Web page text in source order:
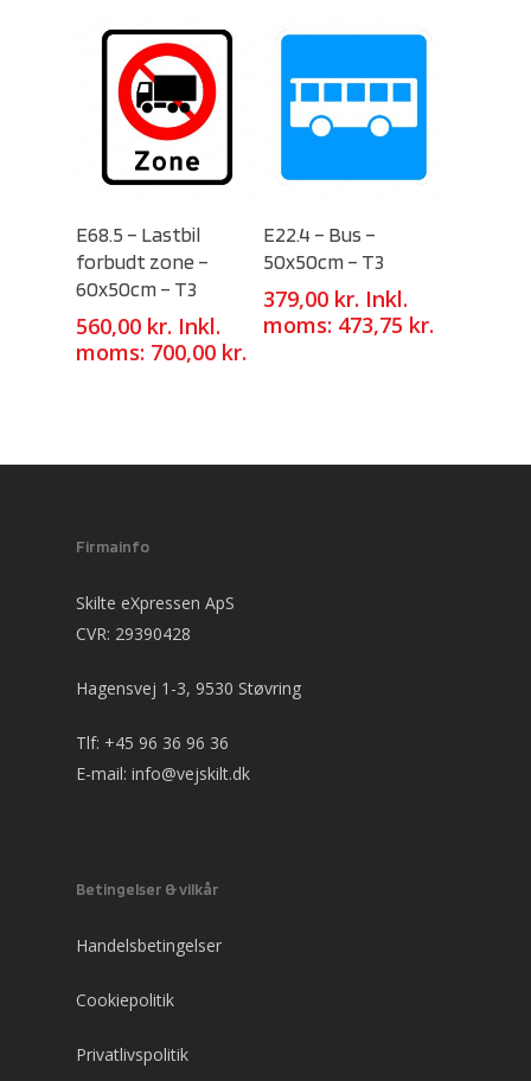
E68.5 – Lastbil
forbudt zone –
60x50cm – T3
560,00 kr. Inkl.
moms: 700,00 kr.
E22.4 – Bus –
50x50cm – T3
379,00 kr. Inkl.
moms: 473,75 kr.
Firmainfo
Skilte eXpressen ApS
CVR: 29390428
Hagensvej 1-3, 9530 Støvring
Tlf: +45 96 36 96 36
E-mail: info@vejskilt.dk
Betingelser & vilkår
Handelsbetingelser
Cookiepolitik
Privatlivspolitik